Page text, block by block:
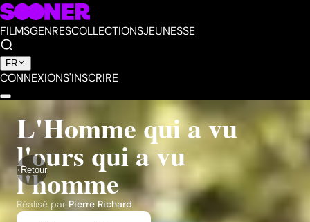
FILMSGENRESCOLLECTIONSJEUNESSE
FR
CONNEXIONS'INSCRIRE
Retour
L'Homme qui a vu
l'ours qui a vu
l'homme
Réalisé par Pierre Richard